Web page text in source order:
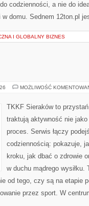
codzienności, a nie do
w domu. Sednem 12ton.pl
I GLOBALNY BIZNES
MOŻLIWOŚĆ
TKKF Sieraków to
traktują aktywność nie
proces. Serwis łączy
codziennością: pokazuje,
kroku, jak dbać o zdrowie
w duchu mądrego
od tego, czy są na etapie
przez sport. W